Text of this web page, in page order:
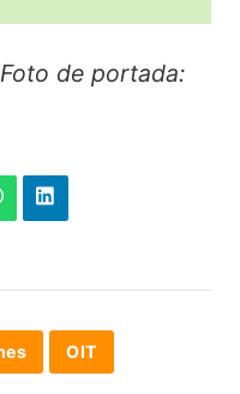
de portada:
OIT